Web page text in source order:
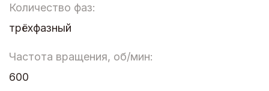
Количество фаз:
трёхфазный
Частота вращения, об/мин:
600